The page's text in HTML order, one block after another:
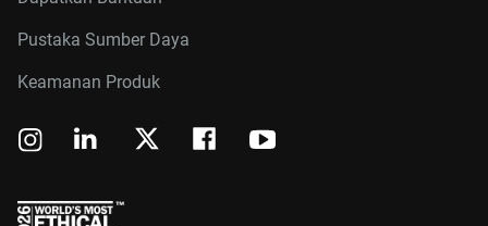
Pustaka Sumber Daya
Keamanan Produk